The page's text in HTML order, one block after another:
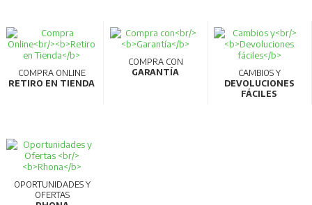
COMPRA ONLINE
RETIRO EN TIENDA
COMPRA CON
GARANTÍA
CAMBIOS Y
DEVOLUCIONES
FÁCILES
OPORTUNIDADES Y
OFERTAS